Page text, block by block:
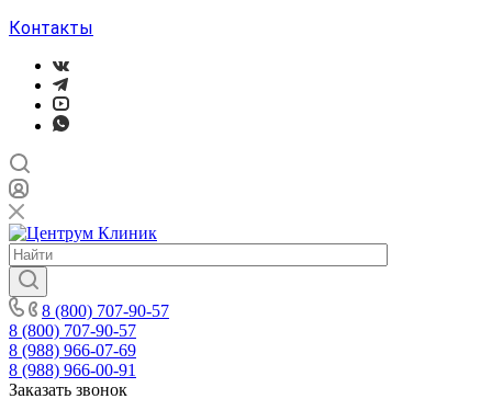
Контакты
8 (800) 707-90-57
8 (800) 707-90-57
8 (988) 966-07-69
8 (988) 966-00-91
Заказать звонок